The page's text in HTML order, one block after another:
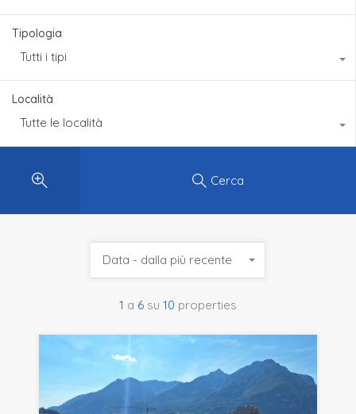
Tipologia
Tutti i tipi
Località
Tutte le località
Cerca
1 a 6 su 10 properties
Data - dalla più recente